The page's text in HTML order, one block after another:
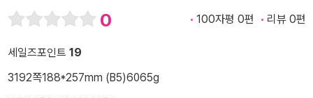
0 100자평 0편 리뷰 0편
세일즈포인트 19
3192쪽188*257mm (B5)6065g